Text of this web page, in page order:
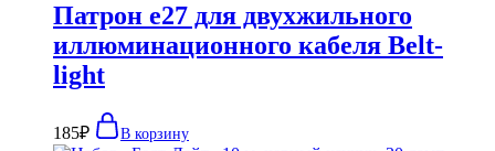
Патрон e27 для двухжильного
иллюминационного кабеля Belt-
light
185₽ В корзину